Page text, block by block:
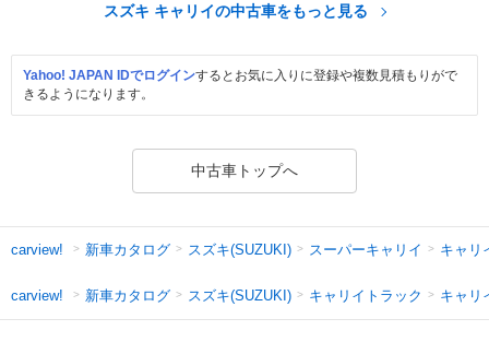
スズキ キャリイの中古車をもっと見る
Yahoo! JAPAN IDでログインするとお気に入りに登録や複数見積もりがで
きるようになります。
中古車トップへ
carview! 新車カタログ スズキ(SUZUKI) スーパーキャリイ キャリ
carview! 新車カタログ スズキ(SUZUKI) キャリイトラック キャリ